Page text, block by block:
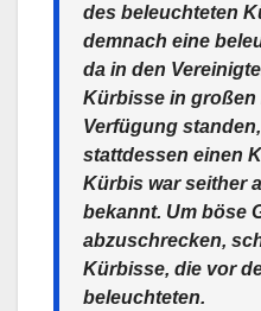
des beleuchteten
demnach eine
da in den
Kürbisse in großen
Verfügung
stattdessen einen
Kürbis war seither
bekannt. Um böse
abzuschrecken,
Kürbisse, die vor
beleuchteten.